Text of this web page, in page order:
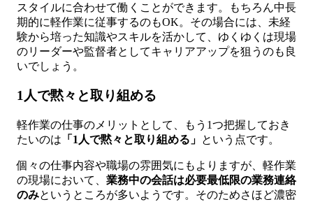
スタイルに合わせて働くことができます。もちろん中長
期的に軽作業に従事するのもOK。その場合には、未経
験から培った知識やスキルを活かして、ゆくゆくは現場
のリーダーや監督者としてキャリアアップを狙うのも良
いでしょう。
1人で黙々と取り組める
軽作業の仕事のメリットとして、もう1つ把握しておき
たいのは 「1人で黙々と取り組める」 という点です。
個々の仕事内容や職場の雰囲気にもよりますが、軽作業
の現場において、 業務中の会話は必要最低限の業務連絡
のみというところが多いようです。そのためさほど濃密